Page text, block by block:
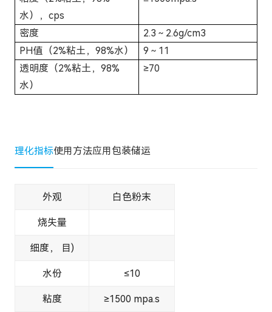
水），cps
密度
2.3～2.6g/cm3
PH值（2%粘土，98%水）
9～11
透明度（2%粘土，98%
水）
≥70
理化指标使用方法应用 包装储运
外观 白色粉末
烧失量
细度， 目)
水份 ≤10
粘度 ≥1500 mpa.s